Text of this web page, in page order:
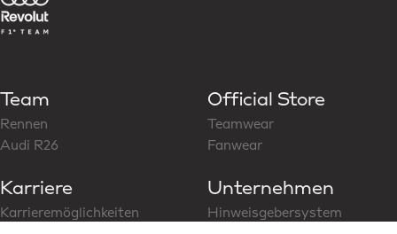
Team
Rennen
Audi R26
Official Store
Teamwear
Fanwear
Karriere
Karrieremöglichkeiten
Unternehmen
Hinweisgebersystem